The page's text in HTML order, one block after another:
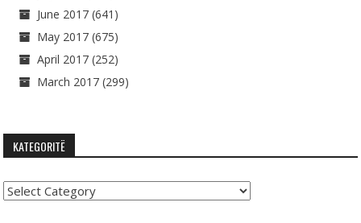
June 2017 (641)
May 2017 (675)
April 2017 (252)
March 2017 (299)
KATEGORITË
Kategoritë